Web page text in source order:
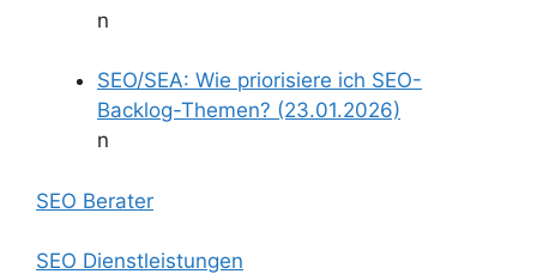
n
SEO/SEA: Wie priorisiere ich SEO-
Backlog-Themen? (23.01.2026)
n
SEO Berater
SEO Dienstleistungen